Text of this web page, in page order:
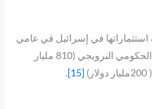
في إسرائيل في عامي
2015، 2016م، وكذلك فعل الصندوق الحكومي النرويجي (810 مليار
[15]
.